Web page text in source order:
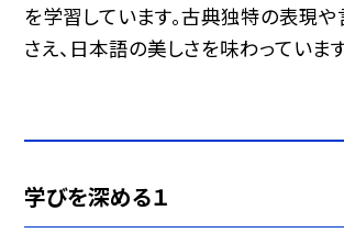
を学習しています。古典独特の表現
さえ、日本語の美しさを味わっています
学びを深める１